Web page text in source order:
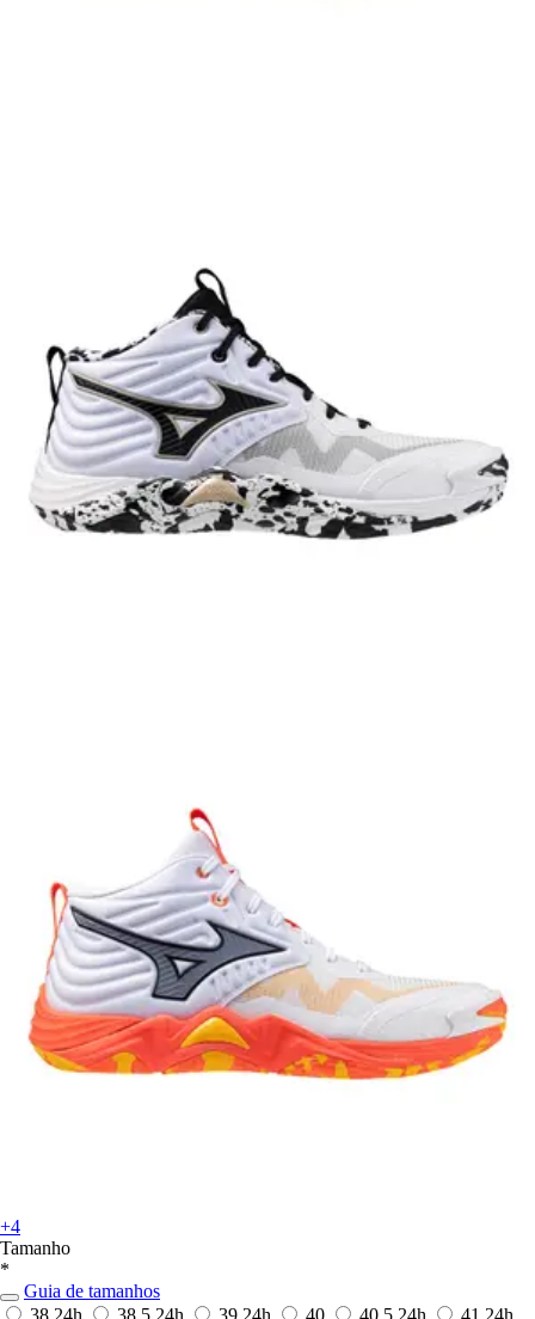
+4
Tamanho
*
Guia de tamanhos
38 24h 38,5 24h 39 24h 40 40,5 24h 41 24h